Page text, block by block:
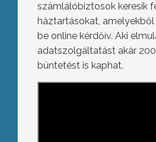
számlálóbiztosok keresik
háztartásokat,
be online kérdőív. Aki
adatszolgáltatást akár
büntetést is kaphat.